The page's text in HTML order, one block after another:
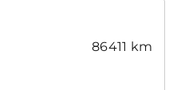
86411 km